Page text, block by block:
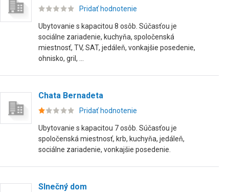
Pridať hodnotenie
Ubytovanie s kapacitou 8 osôb. Súčasťou je
sociálne zariadenie, kuchyňa, spoločenská
miestnosť, TV, SAT, jedáleň, vonkajšie posedenie,
ohnisko, gril, ...
Chata Bernadeta
Pridať hodnotenie
Ubytovanie s kapacitou 7 osôb. Súčasťou je
spoločenská miestnosť, krb, kuchyňa, jedáleň,
sociálne zariadenie, vonkajšie posedenie.
Slnečný dom